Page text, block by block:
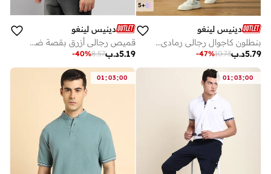
+
5
دينيس لينغو
بنطلون كاجوال رجالي رمادي فاتح بقصة ضيقة
د.ب5.79
10.73
-47%
دينيس لينغو
قميص رجالي أزرق بقصة ضيقة وياقة ممتدة وأكمام كاملة من القطن %
د.ب5.19
8.57
-40%
01:03:00
01:03:00